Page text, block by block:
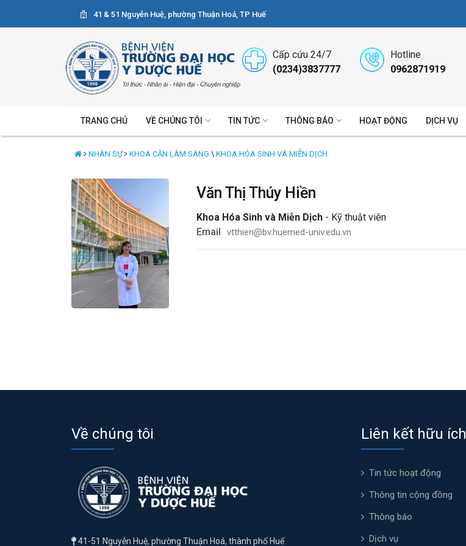
41 & 51 Nguyễn Huệ, phường Thuận Hoá, TP Huế
Cấp cứu 24/7
(0234)3837777
Hotline
0962871919
TRANG CHỦ VỀ CHÚNG TÔI TIN TỨC THÔNG BÁO HOẠT ĐỘNG DỊCH VỤ
NHÂN SỰ KHOA CẬN LÂM SÀNG \ KHOA HÓA SINH VÀ MIỄN DỊCH
Văn Thị Thúy Hiền
Khoa Hóa Sinh và Miễn Dịch - Kỹ thuật viên
Email
vtthien@bv.huemed-univ.edu.vn
Về chúng tôi
41-51 Nguyễn Huệ, phường Thuận Hoá, thành phố Huế
Liên kết hữu ích
Tin tức hoạt động
Thông tin cộng đồng
Thông báo
Dịch vụ